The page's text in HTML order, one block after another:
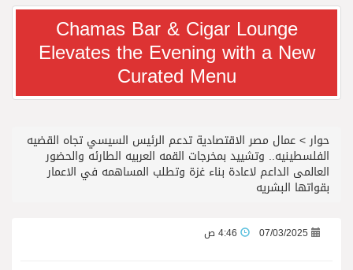
“شاماس” يقدّم تجربة مسائية راقية مع قائمة جديدة مستوحاة من النكهات البرازيلية
رجل الاعمال سعيد ال بخيت يغادر المستشفى
Chamas Bar & Cigar Lounge
Elevates the Evening with a New
Curated Menu
حوار>عمال مصر الاقتصادية تدعم الرئيس السيسي تجاه القضيه
الفلسطينيه.. وتشييد بمخرجات القمه العربيه الطارئه والحضور
العالمى الداعم لاعادة بناء غزة وتطلب المساهمه في الاعمار
بقواتها البشريه
07/03/2025